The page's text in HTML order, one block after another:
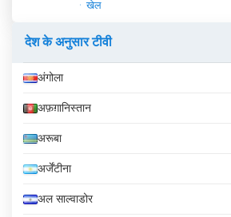
खेल
देश के अनुसार टीवी
अंगोला
अफ़ग़ानिस्तान
अरूबा
अर्जेंटीना
अल साल्वाडोर